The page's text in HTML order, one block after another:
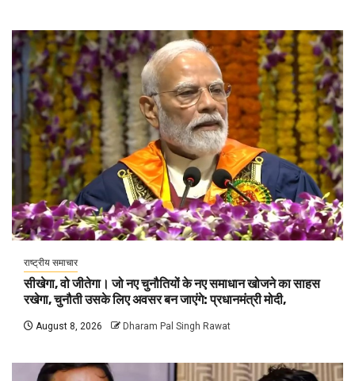
राष्ट्रीय समाचार
सीखेगा, वो जीतेगा। जो नए चुनौतियों के नए समाधान खोजने का साहस
रखेगा, चुनौती उसके लिए अवसर बन जाएंगे: प्रधानमंत्री मोदी,
August 8, 2026 Dharam Pal Singh Rawat